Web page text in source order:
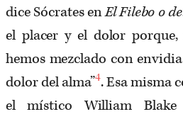
dice Sócrates enEl Filebo o
el placer y el dolor
hemos mezclado con
dolor del alma”4. Esa misma
el místico William